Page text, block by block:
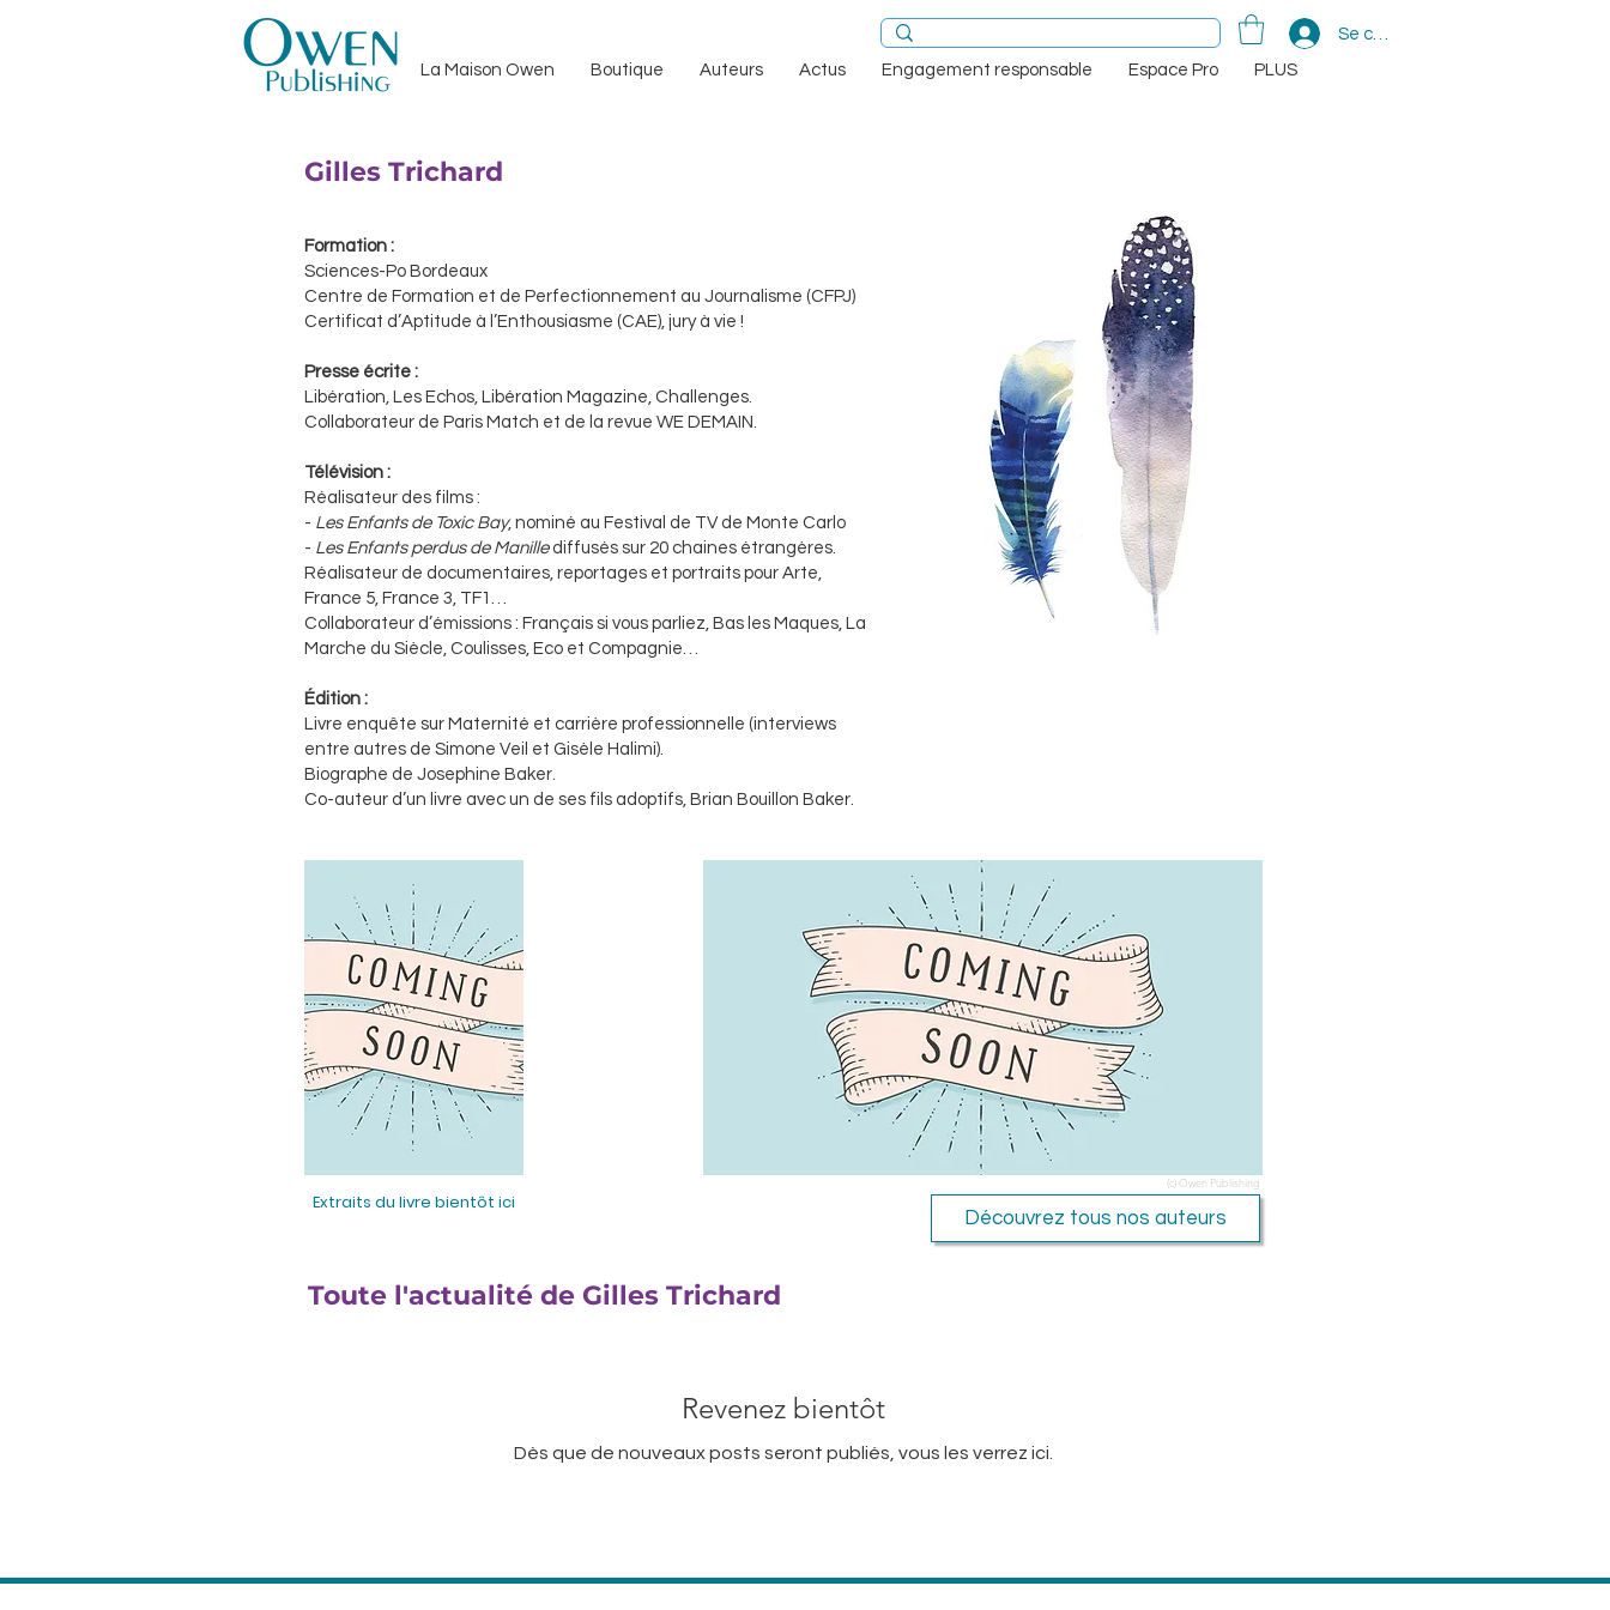
La Maison Owen Boutique Auteurs Actus Engagement responsable Espace Pro PLUS
Se connecter
Gilles Trichard
Formation :
Sciences-Po Bordeaux
Centre de Formation et de Perfectionnement au Journalisme (CFPJ)
Certificat d’Aptitude à l’Enthousiasme (CAE), jury à vie !
Presse écrite :
Libération, Les Echos, Libération Magazine, Challenges.
Collaborateur de Paris Match et de la revue WE DEMAIN.
Télévision :
Réalisateur des films :
- Les Enfants de Toxic Bay, nominé au Festival de TV de Monte Carlo
- Les Enfants perdus de Manillediffusés sur 20 chaines étrangères.
Réalisateur de documentaires, reportages et portraits pour Arte,
France 5, France 3, TF1…
Collaborateur d’émissions : Français si vous parliez, Bas les Maques, La
Marche du Siècle, Coulisses, Eco et Compagnie…
Édition :
Livre enquête sur Maternité et carrière professionnelle (interviews
entre autres de Simone Veil et Gisèle Halimi).
Biographe de Josephine Baker.
Co-auteur d’un livre avec un de ses fils adoptifs, Brian Bouillon Baker.
(c) Owen Publishing
Extraits du livre bientôt ici
Découvrez tous nos auteurs
Toute l'actualité de Gilles Trichard
Revenez bientôt
Dès que de nouveaux posts seront publiés, vous les verrez ici.